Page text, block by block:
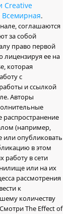
Creative
Всемирная.
соглашаются
за собой
право первой
лицензируя ее на
которая
с
и ссылкой
Авторы
распространение
(например,
или опубликовать
в этом
работу в сети
или на их
рассмотрения
к
количеству
The Effect of